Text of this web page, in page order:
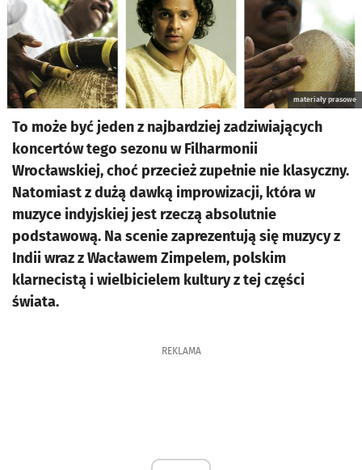
materiały prasowe
To może być jeden z najbardziej zadziwiających
koncertów tego sezonu w Filharmonii
Wrocławskiej, choć przecież zupełnie nie klasyczny.
Natomiast z dużą dawką improwizacji, która w
muzyce indyjskiej jest rzeczą absolutnie
podstawową. Na scenie zaprezentują się muzycy z
Indii wraz z Wacławem Zimpelem, polskim
klarnecistą i wielbicielem kultury z tej części
świata.
REKLAMA